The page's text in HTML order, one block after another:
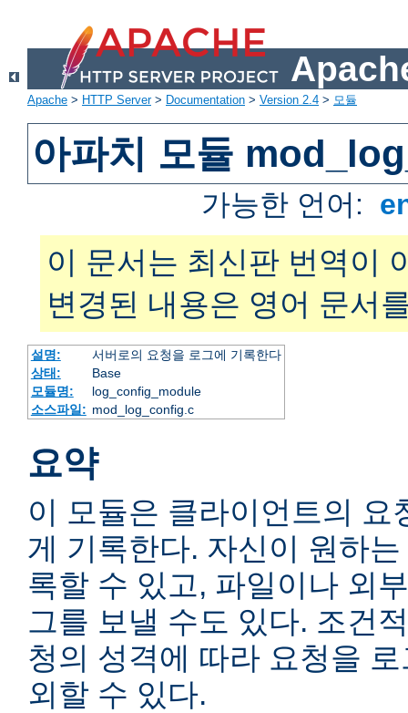
Apache > HTTP Server> Documentation > Version 2.4 > 모듈
아파치 모듈
가능한 언어:
이 문서는 최신판 번역이
변경된 내용은 영어 문서
설명:
서버로의 요청을 로그에 기록한다
상태:
Base
모듈명:
log_config_module
소스파일: mod_log_config.c
요약
이 모듈은 클라이언트의 요
게 기록한다. 자신이 원하
록할 수 있고, 파일이나 외
그를 보낼 수도 있다. 조건
청의 성격에 따라 요청을
외할 수 있다.